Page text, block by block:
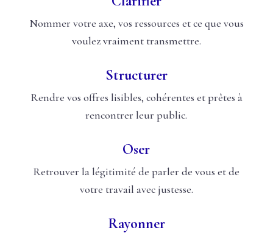
Nommer votre axe, vos ressources et ce que vous
voulez vraiment transmettre.
Structurer
Rendre vos offres lisibles, cohérentes et prêtes à
rencontrer leur public.
Oser
Retrouver la légitimité de parler de vous et de
votre travail avec justesse.
Rayonner